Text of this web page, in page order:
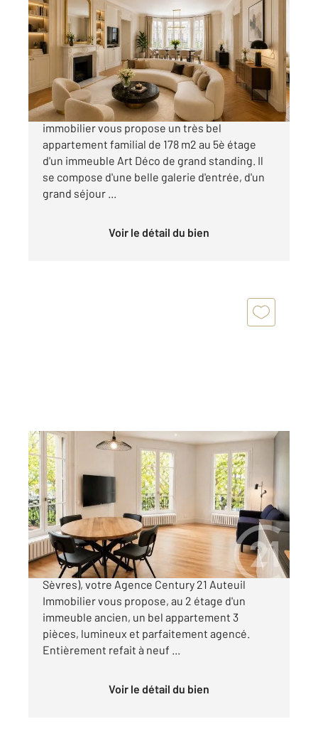
178,61 m 2, 5 pièces
Ref : 5824
Appartement F5 à vendre
2 175 000 €
Paris 16è, Jasmin, Century21 Auteuil
immobilier vous propose un très bel
appartement familial de 178 m2 au 5è étage
d'un immeuble Art Déco de grand standing. Il
se compose d'une belle galerie d'entrée, d'un
grand séjour ...
Voir le détail du bien
BOULOGNE BILLANCOURT 92
50,16 m
Ref : 5847
Appartement F3 à vendre
430 000 €
À quelques pas du métro de la Ligne 9 (Pont de
Sèvres), votre Agence Century 21 Auteuil
Immobilier vous propose, au 2 étage d'un
immeuble ancien, un bel appartement 3
pièces, lumineux et parfaitement agencé.
Entièrement refait à neuf ...
Voir le détail du bien